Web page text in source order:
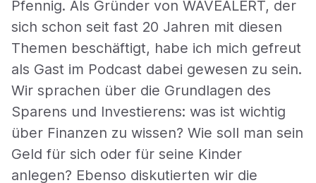
Pfennig. Als Gründer von WAVEALERT, der
sich schon seit fast 20 Jahren mit diesen
Themen beschäftigt, habe ich mich gefreut
als Gast im Podcast dabei gewesen zu sein.
Wir sprachen über die Grundlagen des
Sparens und Investierens: was ist wichtig
über Finanzen zu wissen? Wie soll man sein
Geld für sich oder für seine Kinder
anlegen? Ebenso diskutierten wir die